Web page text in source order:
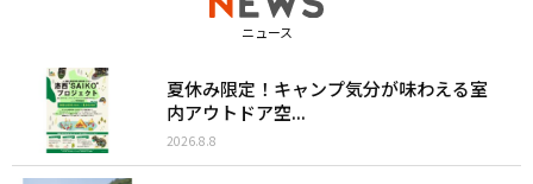
ニュース
夏休み限定！キャンプ気分が味わえる室
内アウトドア空...
2026.8.8